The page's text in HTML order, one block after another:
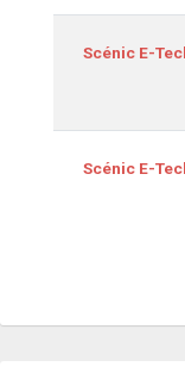
Scénic E-
Scénic E-